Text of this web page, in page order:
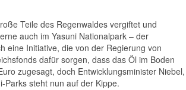
Teile des Regenwaldes vergiftet und
auch im Yasuni Nationalpark – der
eine Initiative, die von der Regierung von
dafür sorgen, dass das Öl im Boden
zugesagt, doch Entwicklungsminister Niebel,
Parks steht nun auf der Kippe.